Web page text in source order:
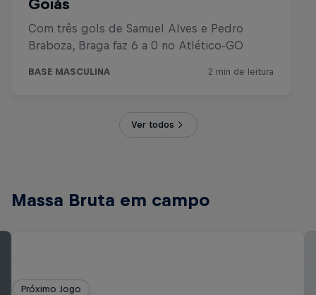
Ver todos
Massa Bruta em campo
Próximo Jogo